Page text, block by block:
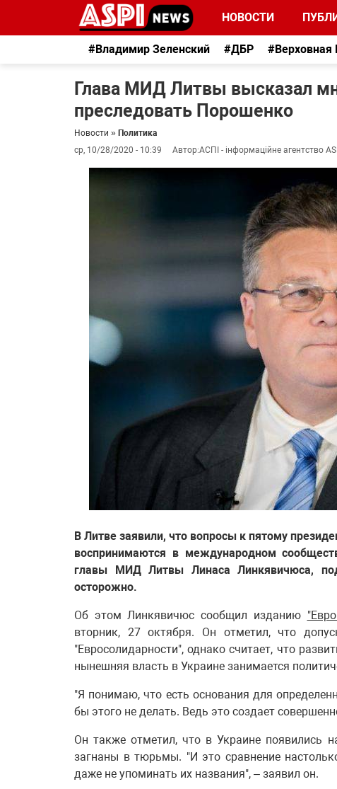
НОВОСТИ
#Владимир Зеленский #ДБР #Верховная
Глава МИД Литвы высказал
преследовать Порошенко
Новости » Политика
ср, 10/28/2020 - 10:39
Автор:АСПІ - інформаційне агентство
В Литве заявили, что вопросы к пятому
воспринимаются в международном
главы МИД Литвы Линаса Линкявичюса,
осторожно.
Об этом Линкявичюс сообщил изданию
вторник, 27 октября. Он отметил, что
"Евросолидарности", однако считает, что
нынешняя власть в Украине занимается
"Я понимаю, что есть основания для
бы этого не делать. Ведь это создает
Он также отметил, что в Украине появились
загнаны в тюрьмы. "И это сравнение
даже не упоминать их названия", – заявил он.